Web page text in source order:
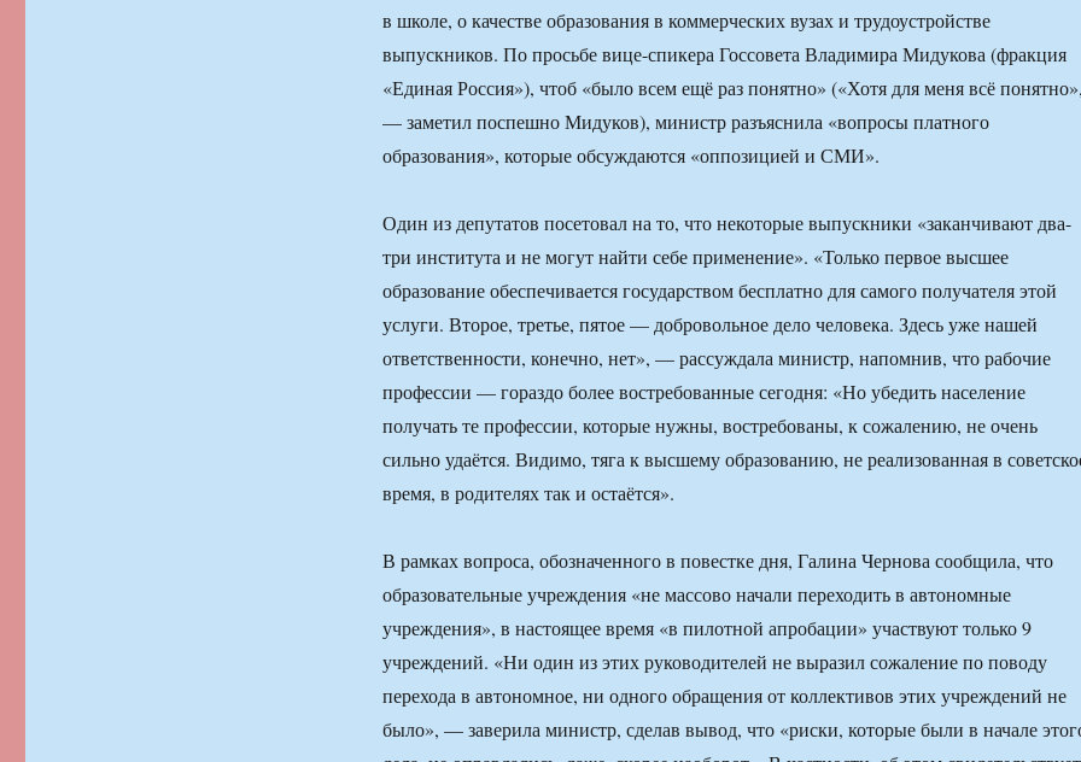
в школе, о качестве образования в коммерческих вузах и трудоустройстве
выпускников. По просьбе вице-спикера Госсовета Владимира Мидукова (фракция
«Единая Россия»), чтоб «было всем ещё раз понятно» («Хотя для меня всё
— заметил поспешно Мидуков), министр разъяснила «вопросы платного
образования», которые обсуждаются «оппозицией и СМИ».
Один из депутатов посетовал на то, что некоторые выпускники «заканчивают два-
три института и не могут найти себе применение». «Только первое высшее
образование обеспечивается государством бесплатно для самого получателя этой
услуги. Второе, третье, пятое — добровольное дело человека. Здесь уже нашей
ответственности, конечно, нет», — рассуждала министр, напомнив, что рабочие
профессии — гораздо более востребованные сегодня: «Но убедить население
получать те профессии, которые нужны, востребованы, к сожалению, не очень
сильно удаётся. Видимо, тяга к высшему образованию, не реализованная в
время, в родителях так и остаётся».
В рамках вопроса, обозначенного в повестке дня, Галина Чернова сообщила, что
образовательные учреждения «не массово начали переходить в автономные
учреждения», в настоящее время «в пилотной апробации» участвуют только 9
учреждений. «Ни один из этих руководителей не выразил сожаление по поводу
перехода в автономное, ни одного обращения от коллективов этих учреждений не
было», — заверила министр, сделав вывод, что «риски, которые были в начале